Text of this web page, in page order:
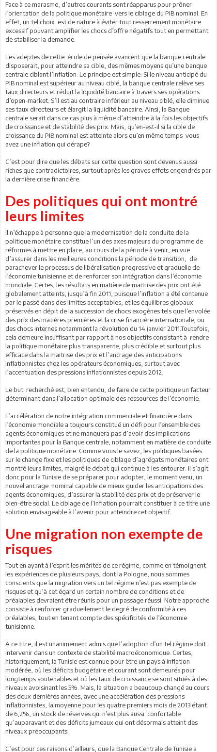
Face à ce marasme, d’autres courants sont réapparus pour prôner
l’orientation de la politique monétaire vers le ciblage du PIB nominal. En
effet, un tel choix est de nature à éviter tout resserrement monétaire
excessif pouvant amplifier les chocs d’offre négatifs tout en permettant
de stabiliser la demande.
Les adeptes de cette école de pensée avancent que la banque centrale
disposerait, pour atteindre sa cible, des mêmes moyens qu’une banque
centrale ciblant l’inflation. Le principe est simple. Si le niveau anticipé du
PIB nominal est supérieur au niveau ciblé, la banque centrale relève ses
taux directeurs et réduit la liquidité bancaire à travers ses opérations
d’open-market. S’il est au contraire inférieur au niveau ciblé, elle diminue
ses taux directeurs et élargit la liquidité bancaire. Ainsi, la Banque
centrale serait dans ce cas plus à même d’atteindre à la fois les objectifs
de croissance et de stabilité des prix. Mais, qu’en-est-il si la cible de
croissance du PIB nominal est atteinte alors qu’en même temps vous
avez une inflation qui dérape?
C’est pour dire que les débats sur cette question sont devenus aussi
riches que contradictoires, surtout après les graves effets engendrés par
la dernière crise financière.
Des politiques qui ont montré
leurs limites
Il n’échappe à personne que la modernisation de la conduite de la
politique monétaire constitue l’un des axes majeurs du programme de
réformes à mettre en place, au cours de la période à venir, en vue
d’assurer dans les meilleures conditions la période de transition, de
parachever le processus de libéralisation progressive et graduelle de
l’économie tunisienne et de renforcer son intégration dans l’économie
mondiale. Certes, les résultats en matière de maitrise des prix ont été
globalement atteints, jusqu’à fin 2011, puisque l’inflation a été contenue
par le passé dans des limites acceptables, et les équilibres globaux
préservés en dépit de la succession de chocs exogènes tels que l’envolée
des prix des matières premières et la crise financière internationale, ou
des chocs internes notamment la révolution du 14 janvier 2011.Toutefois,
cela demeure insuffisant par rapport à nos objectifs consistant à rendre
la politique monétaire plus transparente, plus crédible et surtout plus
efficace dans la maitrise des prix et l’ancrage des anticipations
inflationnistes chez les opérateurs économiques, surtout avec
l’accentuation des pressions inflationnistes depuis 2012.
Le but recherché est, bien entendu, de faire de cette politique un facteur
déterminant dans l’allocation optimale des ressources de l’économie.
L’accélération de notre intégration commerciale et financière dans
l’économie mondiale a toujours constitué un défi pour l’ensemble des
agents économiques et ne manquera pas d’avoir des implications
importantes pour la Banque centrale, notamment en matière de conduite
de la politique monétaire. Comme vous le savez, les politiques basées
sur le change fixe et les politiques de ciblage d’agrégats monétaires ont
montré leurs limites, malgré le débat qui continue à les entourer. Il s’agit
donc pour la Tunisie de se préparer pour adopter, le moment venu, un
nouvel ancrage nominal capable de mieux guider les anticipations des
agents économiques, d’assurer la stabilité des prix et de préserver le
bien-être social. Le ciblage de l’inflation pourrait constituer à ce titre une
solution envisageable à l’avenir pour atteindre cet objectif.
Une migration non exempte de
risques
Tout en ayant à l’esprit les mérites de ce régime, comme en témoignent
les expériences de plusieurs pays, dont la Pologne, nous sommes
conscients que la migration vers un tel régime n’est pas exempte de
risques et qu’à cet égard un certain nombre de conditions et de
préalables devraient être réunis pour un passage réussi. Notre approche
consiste à renforcer graduellement le degré de conformité à ces
préalables, tout en tenant compte des spécificités de l’économie
tunisienne.
A ce titre, il est unanimement admis que l’adoption d’un tel régime doit
intervenir dans un contexte de stabilité macroéconomique. Certes,
historiquement, la Tunisie est connue pour être un pays à inflation
modérée, où les déficits budgétaire et courant sont demeurés pour
longtemps soutenables et où les taux de croissance se sont situés à des
niveaux avoisinant les 5%. Mais, la situation a beaucoup changé au cours
des deux dernières années, avec une accélération des pressions
inflationnistes, la moyenne pour les quatre premiers mois de 2013 étant
de 6,2%, un stock de réserves qui n’est plus aussi confortable
qu’auparavant et des déficits jumeaux qui ont désormais atteint des
niveaux préoccupants.
C’est pour ces raisons d’ailleurs, que la Banque Centrale de Tunisie a